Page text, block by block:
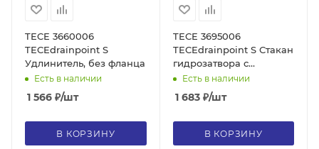
TECE 3660006
TECEdrainpoint S
Удлинитель, без фланца
Есть в наличии
1 566 ₽/шт
В КОРЗИНУ
TECE 3695006
TECEdrainpoint S Стакан
гидрозатвора с
мембраной для трапов
Есть в наличии
1 683₽/шт
В КОРЗИНУ